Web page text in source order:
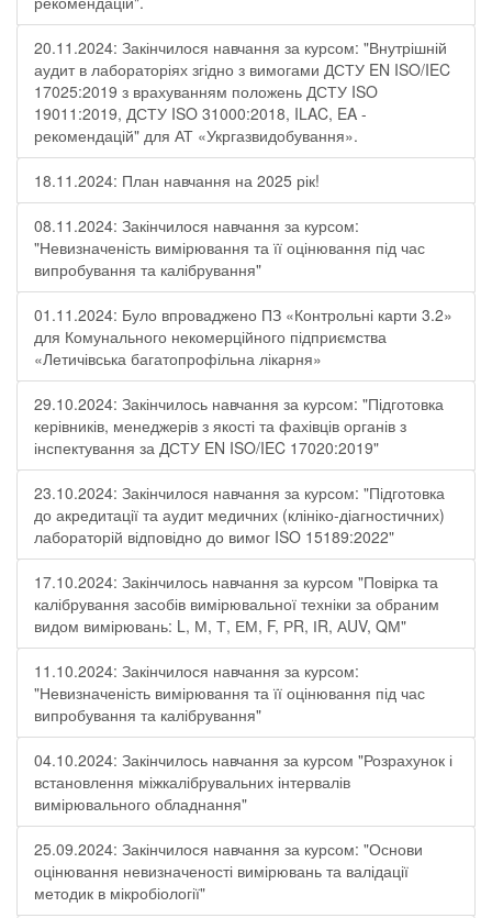
20.11.2024: Закінчилося навчання за курсом: "Внутрішній
аудит в лабораторіях згідно з вимогами ДСТУ EN ISO/IEC
17025:2019 з врахуванням положень ДСТУ ISO
19011:2019, ДСТУ ISO 31000:2018, ILAC, EA -
рекомендацій" для АТ «Укргазвидобування».
18.11.2024: План навчання на 2025 рік!
08.11.2024: Закінчилося навчання за курсом:
"Невизначеність вимірювання та її оцінювання під час
випробування та калібрування"
01.11.2024: Було впроваджено ПЗ «Контрольні карти 3.2»
для Комунального некомерційного підприємства
«Летичівська багатопрофільна лікарня»
29.10.2024: Закінчилось навчання за курсом: "Підготовка
керівників, менеджерів з якості та фахівців органів з
інспектування за ДСТУ EN ISO/IEC 17020:2019"
23.10.2024: Закінчилося навчання за курсом: "Підготовка
до акредитації та аудит медичних (клініко-діагностичних)
лабораторій відповідно до вимог ISO 15189:2022"
17.10.2024: Закінчилось навчання за курсом "Повірка та
калібрування засобів вимірювальної техніки за обраним
видом вимірювань: L, М, Т, ЕМ, F, РR, ІR, АUV, QМ"
11.10.2024: Закінчилося навчання за курсом:
"Невизначеність вимірювання та її оцінювання під час
випробування та калібрування"
04.10.2024: Закінчилось навчання за курсом "Розрахунок і
встановлення міжкалібрувальних інтервалів
вимірювального обладнання"
25.09.2024: Закінчилося навчання за курсом: "Основи
оцінювання невизначеності вимірювань та валідації
методик в мікробіології"